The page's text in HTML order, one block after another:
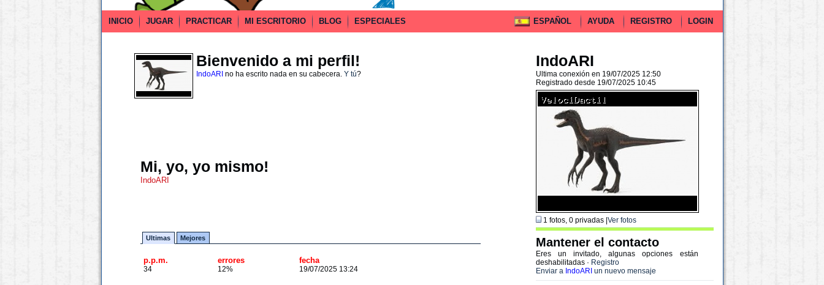
INICIO JUGAR PRACTICAR MI ESCRITORIO BLOG ESPECIALES ESPAÑOL AYUDA REGISTRO LOGIN
Bienvenido a mi perfil!
IndoARI no ha escrito nada en su cabecera. Y tú?
Mi, yo, yo mismo!
IndoARI
Ultimas Mejores
p.p.m. errores fecha
34 12% 19/07/2025 13:24
IndoARI
Ultima conexión en 19/07/2025 12:50
Registrado desde 19/07/2025 10:45
1 fotos, 0 privadas | Ver fotos
Mantener el contacto
Eres un invitado, algunas opciones están
deshabilitadas · Registro
Enviar a IndoARI un nuevo mensaje